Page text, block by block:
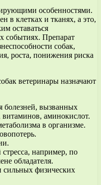
особенностями.
в клетках и тканях, а это,
оставаться
Препарат
собак,
роста, понижения риска
ветеринары назначают
болезней, вызванных
витаминов, аминокислот.
в организме.
например, по
обладателя.
сильных физических